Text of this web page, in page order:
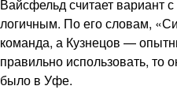
Вайсфельд считает вариант
логичным. По его словам,
команда, а Кузнецов —
правильно использовать, то
было в Уфе.